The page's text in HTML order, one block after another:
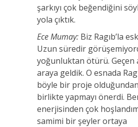
şarkıyı çok beğendiğini
yola çıktık.
Ece Mumay: Biz Ragıb’la
Uzun süredir
yoğunluktan ötürü. Geçen
araya geldik. O esnada
böyle bir proje
birlikte yapmayı önerdi.
enerjisinden çok
samimi bir şeyler ortaya